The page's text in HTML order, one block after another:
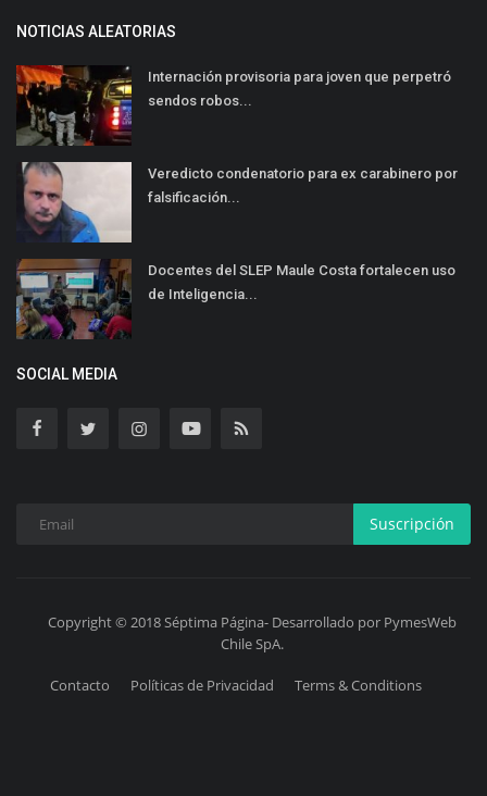
NOTICIAS ALEATORIAS
Internación provisoria para joven que perpetró
sendos robos...
Veredicto condenatorio para ex carabinero por
falsificación...
Docentes del SLEP Maule Costa fortalecen uso
de Inteligencia...
SOCIAL MEDIA
Suscripción
Copyright © 2018 Séptima Página- Desarrollado por PymesWeb
Chile SpA.
Contacto Políticas de Privacidad Terms & Conditions